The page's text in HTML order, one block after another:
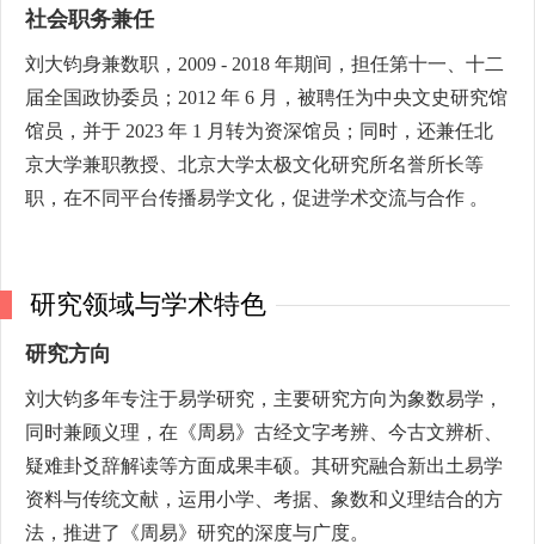
社会职务兼任
刘大钧身兼数职，2009 - 2018 年期间，担任第十一、十二
届全国政协委员；2012 年 6 月，被聘任为中央文史研究馆
馆员，并于 2023 年 1 月转为资深馆员；同时，还兼任北
京大学兼职教授、北京大学太极文化研究所名誉所长等
职，在不同平台传播易学文化，促进学术交流与合作 。
研究领域与学术特色
研究方向
刘大钧多年专注于易学研究，主要研究方向为象数易学，
同时兼顾义理，在《周易》古经文字考辨、今古文辨析、
疑难卦爻辞解读等方面成果丰硕。其研究融合新出土易学
资料与传统文献，运用小学、考据、象数和义理结合的方
法，推进了《周易》研究的深度与广度。